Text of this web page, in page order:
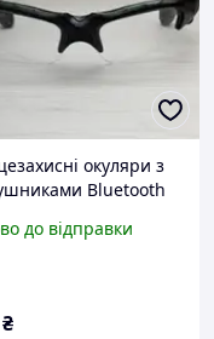
окуляри з
Вluetooth
для зберігання
до відправки
₴